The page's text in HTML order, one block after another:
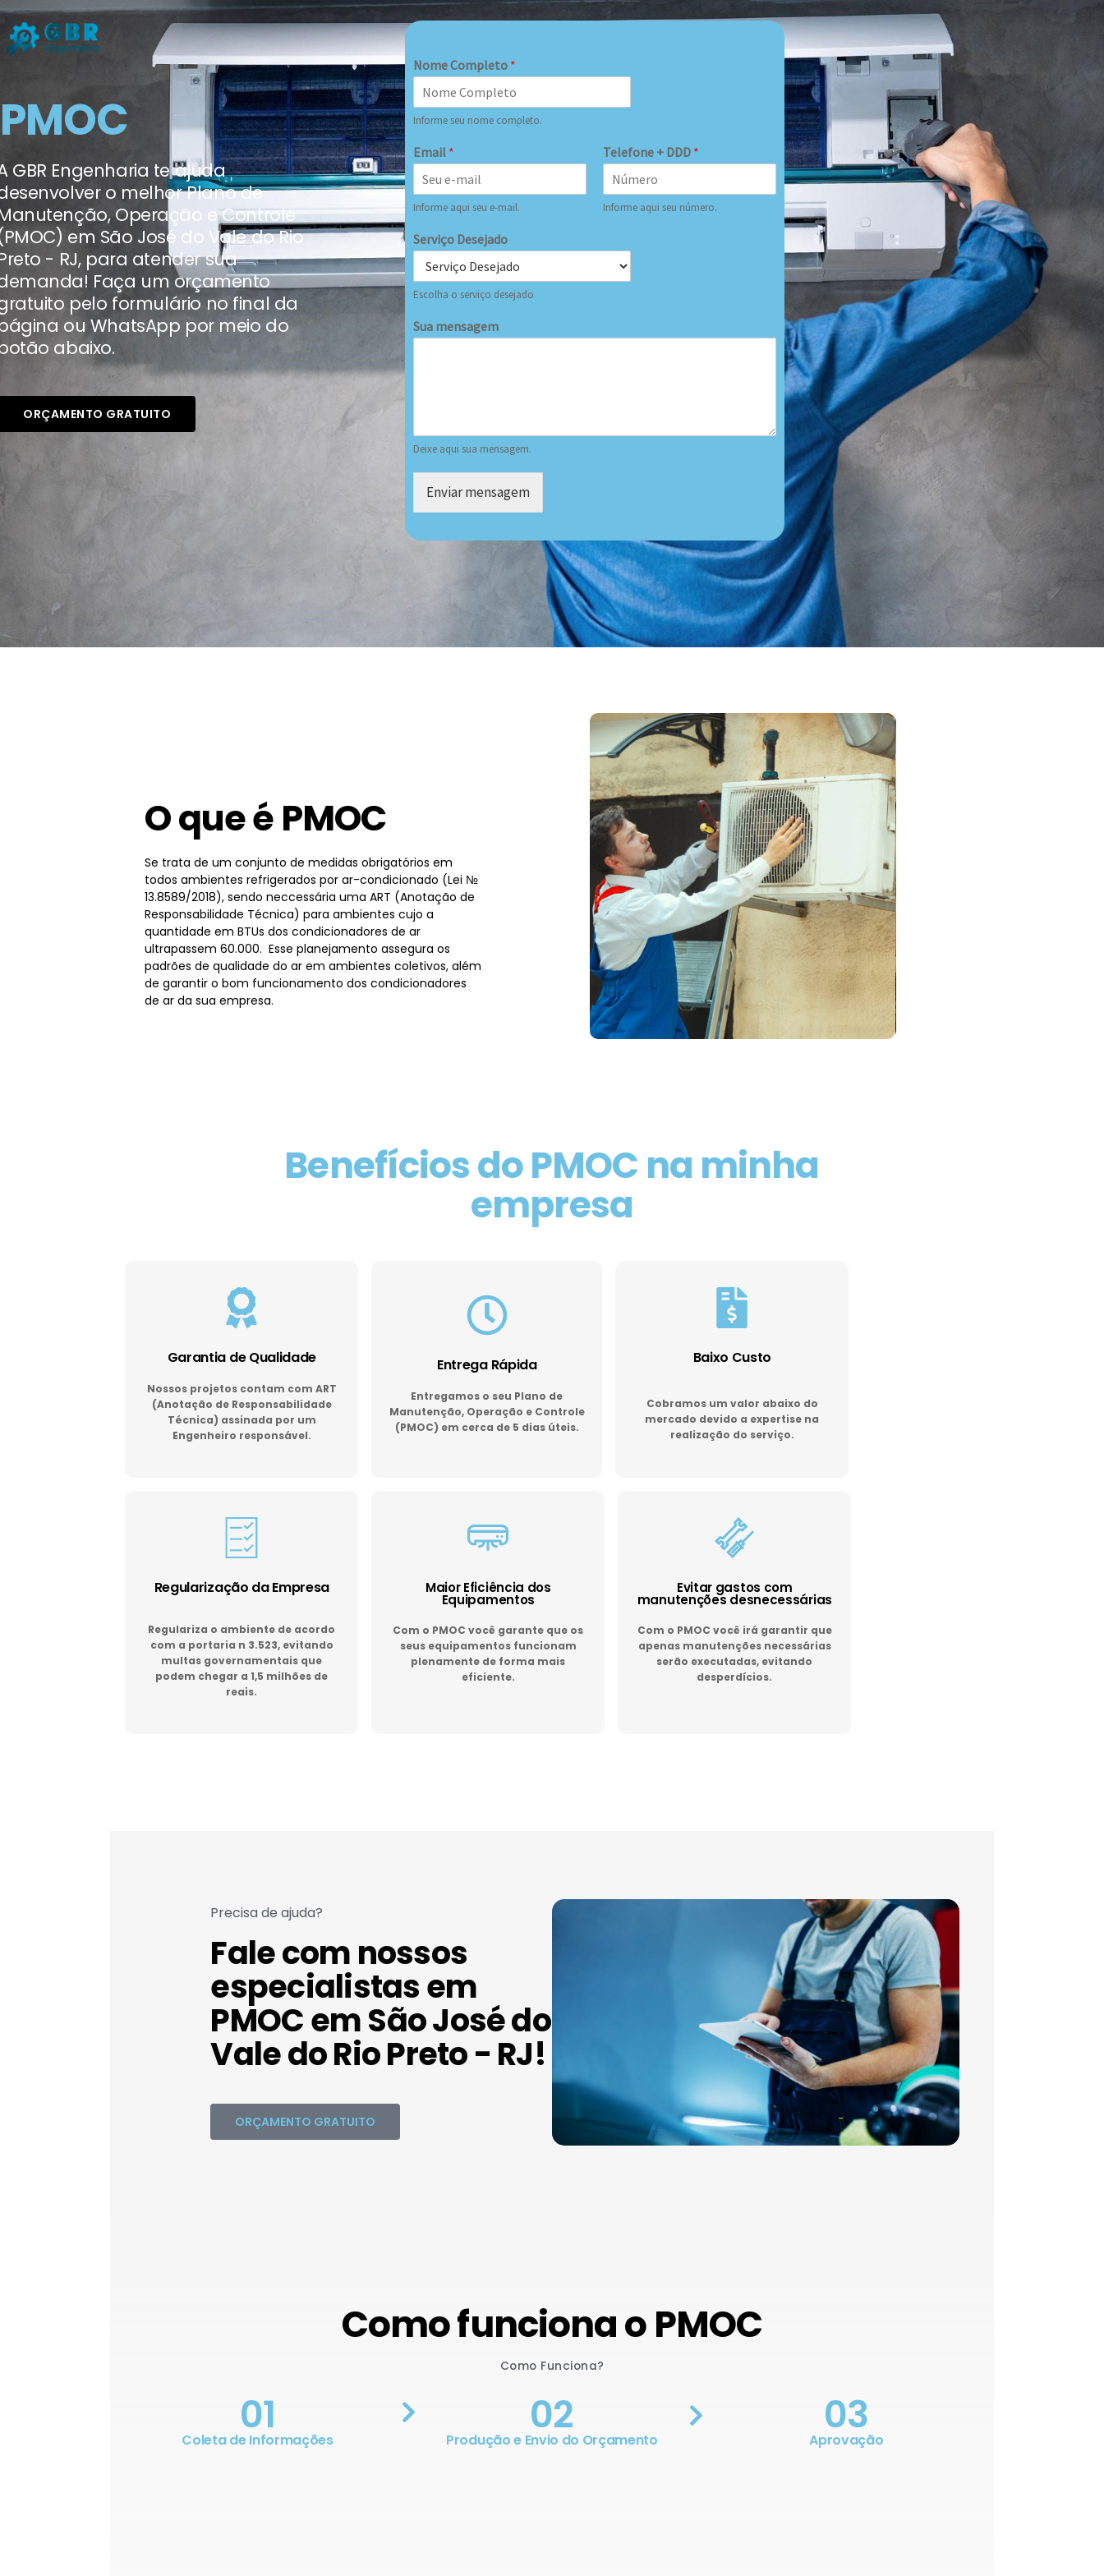
PMOC
GBR Engenharia te ajuda
o melhor Plano de
Operação e Controle
em São José do Vale do Rio
- RJ, para atender sua
Faça um orçamento
pelo formulário no final da
ou WhatsApp por meio do
abaixo.
ORÇAMENTO GRATUITO
Nome Completo *
Informe seu nome completo.
Email *
Informe aqui seu e-mail.
Telefone + DDD *
Informe aqui seu número.
Serviço Desejado
Escolha o serviço desejado
Sua mensagem
Deixe aqui sua mensagem.
Enviar mensagem
O que é PMOC
Se trata de um conjunto de medidas obrigatórios em
todos ambientes refrigerados por ar-condicionado (Lei №
13.8589/2018), sendo neccessária uma ART (Anotação de
Responsabilidade Técnica) para ambientes cujo a
quantidade em BTUs dos condicionadores de ar
ultrapassem 60.000. Esse planejamento assegura os
padrões de qualidade do ar em ambientes coletivos, além
de garantir o bom funcionamento dos condicionadores
de ar da sua empresa.
Benefícios do PMOC na minha
empresa
Garantia de Qualidade
Nossos projetos contam com ART
(Anotação de Responsabilidade
Técnica) assinada por um
Engenheiro responsável.
Entrega Rápida
Entregamos o seu Plano de
Manutenção, Operação e Controle
(PMOC) em cerca de 5 dias úteis.
Baixo Custo
Cobramos um valor abaixo do
mercado devido a expertise na
realização do serviço.
Regularização da Empresa
Regulariza o ambiente de acordo
com a portaria n 3.523, evitando
multas governamentais que
podem chegar a 1,5 milhões de
reais.
Maior Eficiência dos
Equipamentos
Com o PMOC você garante que os
seus equipamentos funcionam
plenamente de forma mais
eficiente.
Evitar gastos com
manutenções desnecessárias
Com o PMOC você irá garantir que
apenas manutenções necessárias
serão executadas, evitando
desperdícios.
Precisa de ajuda?
Fale com nossos
especialistas em
PMOC em São José do
Vale do Rio Preto - RJ!
ORÇAMENTO GRATUITO
Como funciona o PMOC
Como Funciona?
01
Coleta de Informações 02
Produção e Envio do Orçamento 03
Aprovação